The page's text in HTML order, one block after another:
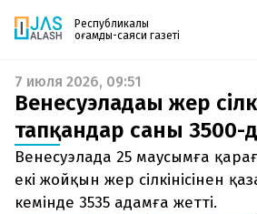
Республикалық
қоғамдық-саяси газеті
Жаңалықтар
Спорт
Live
Руханият
Аймақ
Архив
Заң және тәртіп
Газетке жазылу
PDF форматтағы газетті ай сайын
поштаңызға алып отырыңыз. Жаңа
шыққан сәтте сізге бірден
енгізіңіз, біз қалғанын өзіміз
7 июля 2026, 09:51
Венесуэладағы жер
тапқандар саны 3500-
Венесуэлада 25 маусымға
екі жойқын жер сілкінісінен
кемінде 3535 адамға жетті.